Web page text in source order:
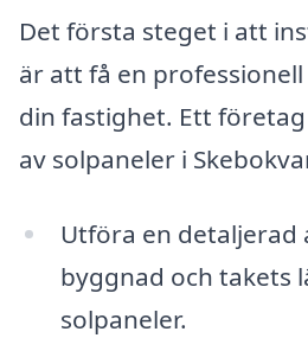
Det första steget i att
är att få en
din fastighet. Ett
av solpaneler i
Utföra en detaljerad
byggnad och takets
solpaneler.